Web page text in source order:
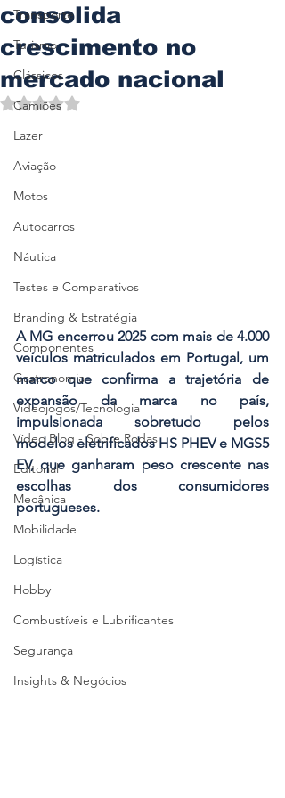
Transporte
Turismo
Clássicos
Camiões
Lazer
Aviação
Motos
Autocarros
Náutica
Testes e Comparativos
Branding & Estratégia
Componentes
Gastronomia
Videojogos/Tecnologia
Vídeo Blog - Sobre Rodas
Editorial
Mecânica
Mobilidade
Logística
Hobby
Combustíveis e Lubrificantes
Segurança
Insights & Negócios
consolida
crescimento no
mercado nacional
Avaliado com NaN de 5 estrelas.
A MG encerrou 2025 com mais de 4.000
veículos matriculados em Portugal, um
marco que confirma a trajetória de
expansão da marca no país,
impulsionada sobretudo pelos
modelos eletrificados HS PHEV e MGS5
EV, que ganharam peso crescente nas
escolhas dos consumidores
portugueses.